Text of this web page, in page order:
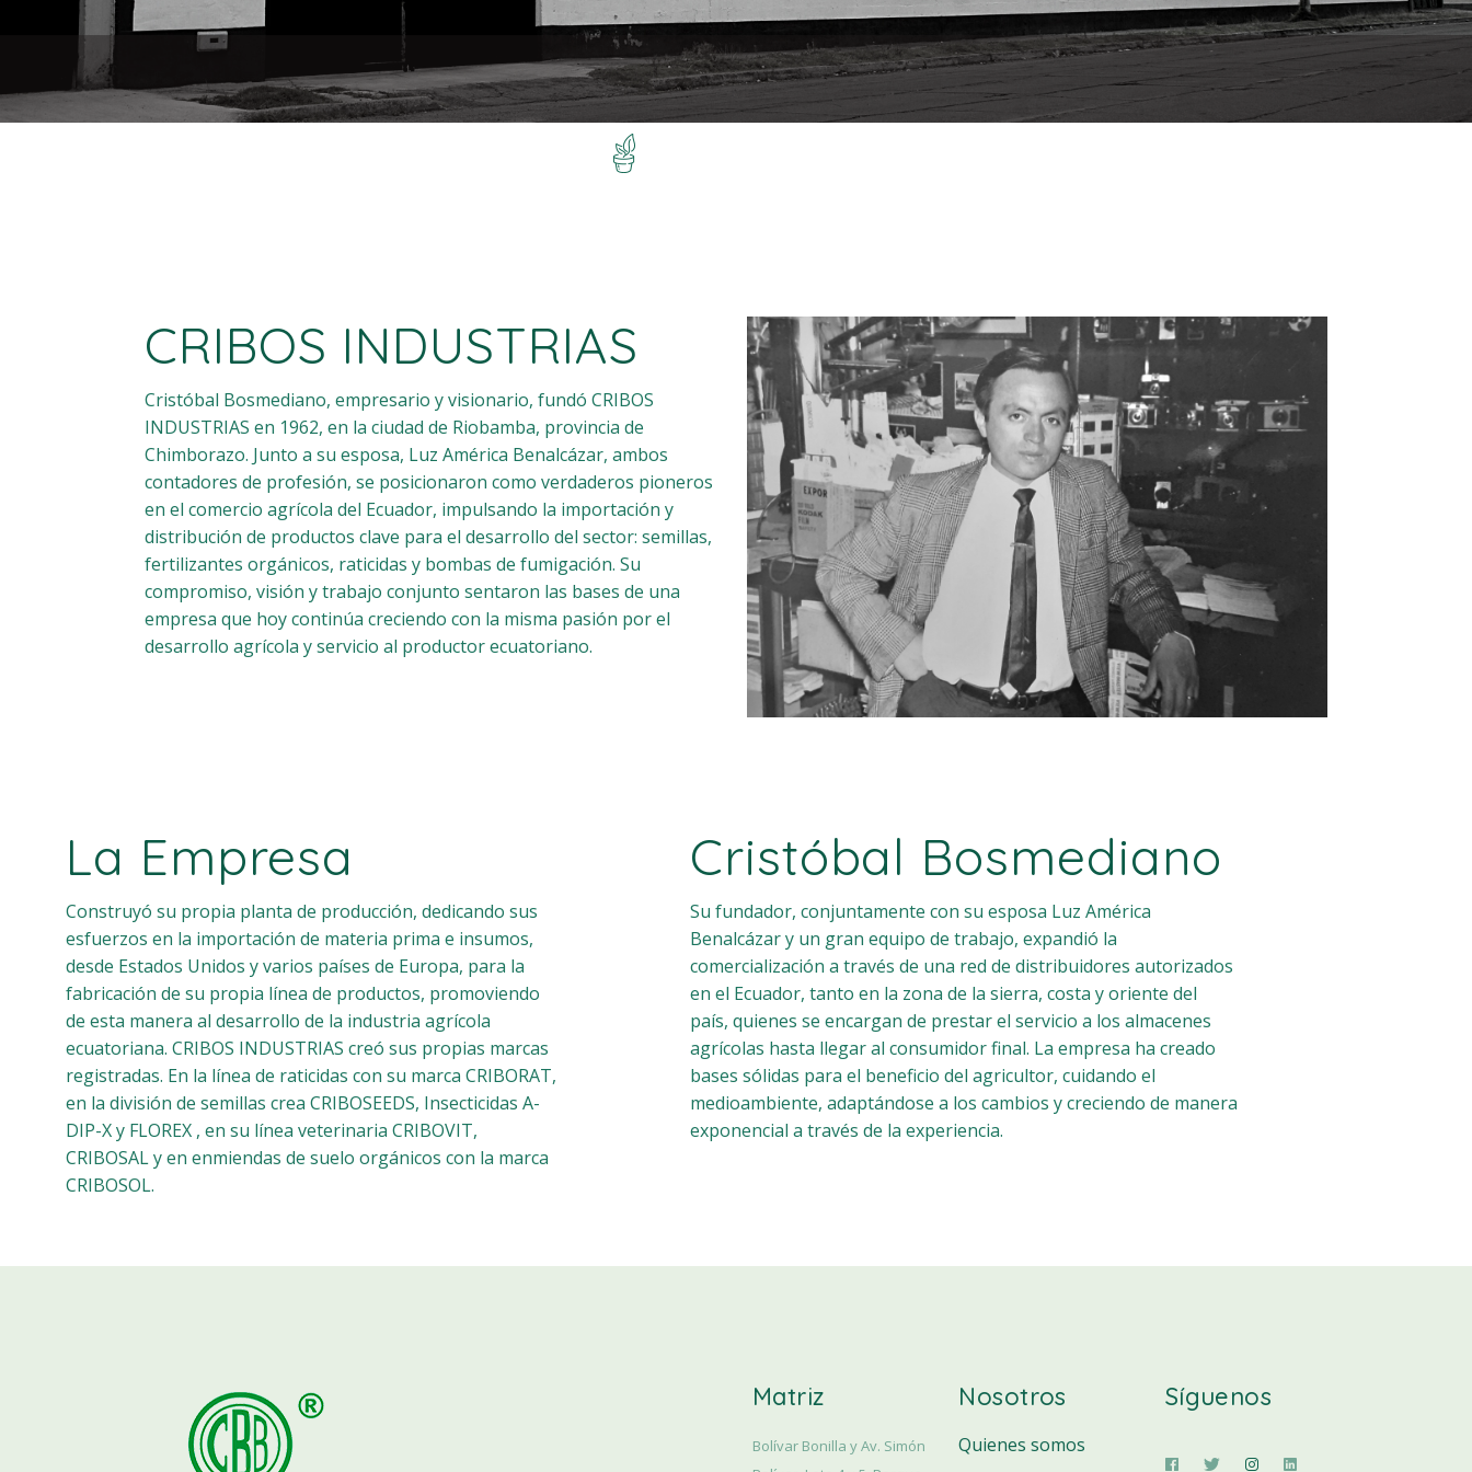
CRIBOS INDUSTRIAS
Cristóbal Bosmediano, empresario y visionario, fundó CRIBOS
INDUSTRIAS en 1962, en la ciudad de Riobamba, provincia de
Chimborazo. Junto a su esposa, Luz América Benalcázar, ambos
contadores de profesión, se posicionaron como verdaderos pioneros
en el comercio agrícola del Ecuador, impulsando la importación y
distribución de productos clave para el desarrollo del sector: semillas,
fertilizantes orgánicos, raticidas y bombas de fumigación. Su
compromiso, visión y trabajo conjunto sentaron las bases de una
empresa que hoy continúa creciendo con la misma pasión por el
desarrollo agrícola y servicio al productor ecuatoriano.
La Empresa
Construyó su propia planta de producción, dedicando sus
esfuerzos en la importación de materia prima e insumos,
desde Estados Unidos y varios países de Europa, para la
fabricación de su propia línea de productos, promoviendo
de esta manera al desarrollo de la industria agrícola
ecuatoriana. CRIBOS INDUSTRIAS creó sus propias marcas
registradas. En la línea de raticidas con su marca CRIBORAT,
en la división de semillas crea CRIBOSEEDS, Insecticidas A-
DIP-X y FLOREX , en su línea veterinaria CRIBOVIT,
CRIBOSAL y en enmiendas de suelo orgánicos con la marca
CRIBOSOL.
Cristóbal Bosmediano
Su fundador, conjuntamente con su esposa Luz América
Benalcázar y un gran equipo de trabajo, expandió la
comercialización a través de una red de distribuidores autorizados
en el Ecuador, tanto en la zona de la sierra, costa y oriente del
país, quienes se encargan de prestar el servicio a los almacenes
agrícolas hasta llegar al consumidor final. La empresa ha creado
bases sólidas para el beneficio del agricultor, cuidando el
medioambiente, adaptándose a los cambios y creciendo de manera
exponencial a través de la experiencia.
Matriz
Bolívar Bonilla y Av. Simón
Nosotros
Quienes somos
Síguenos